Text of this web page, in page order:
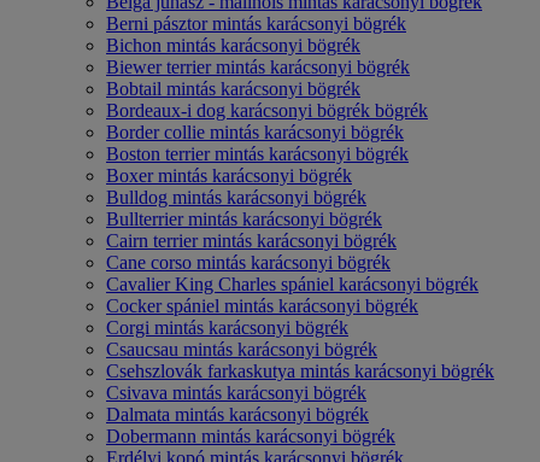
Berni pásztor mintás karácsonyi bögrék
Bichon mintás karácsonyi bögrék
Biewer terrier mintás karácsonyi bögrék
Bobtail mintás karácsonyi bögrék
Bordeaux-i dog karácsonyi bögrék bögrék
Border collie mintás karácsonyi bögrék
Boston terrier mintás karácsonyi bögrék
Boxer mintás karácsonyi bögrék
Bulldog mintás karácsonyi bögrék
Bullterrier mintás karácsonyi bögrék
Cairn terrier mintás karácsonyi bögrék
Cane corso mintás karácsonyi bögrék
Cavalier King Charles spániel karácsonyi bögrék
Cocker spániel mintás karácsonyi bögrék
Corgi mintás karácsonyi bögrék
Csaucsau mintás karácsonyi bögrék
Csehszlovák farkaskutya mintás karácsonyi bögrék
Csivava mintás karácsonyi bögrék
Dalmata mintás karácsonyi bögrék
Dobermann mintás karácsonyi bögrék
Erdélyi kopó mintás karácsonyi bögrék